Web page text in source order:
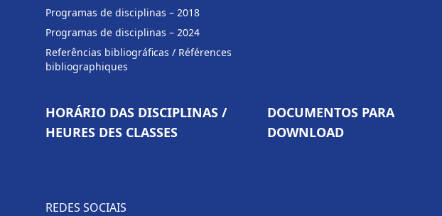
Programas de disciplinas – 2018
Programas de disciplinas – 2024
Referências bibliográficas / Références
bibliographiques
HORÁRIO DAS DISCIPLINAS /
HEURES DES CLASSES
DOCUMENTOS PARA
DOWNLOAD
REDES SOCIAIS